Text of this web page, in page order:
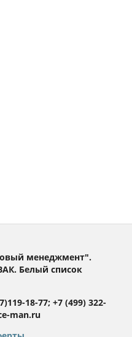
менеджмент".
Белый список
18-77; +7 (499) 322-
man.ru